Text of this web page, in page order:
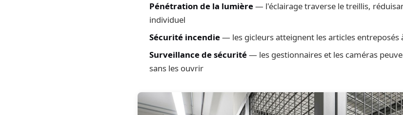
Pénétration de la lumière— l'éclairage traverse le treillis,
individuel
Sécurité incendie— les gicleurs atteignent les articles entreposés
Surveillance de sécurité— les gestionnaires et les caméras
sans les ouvrir